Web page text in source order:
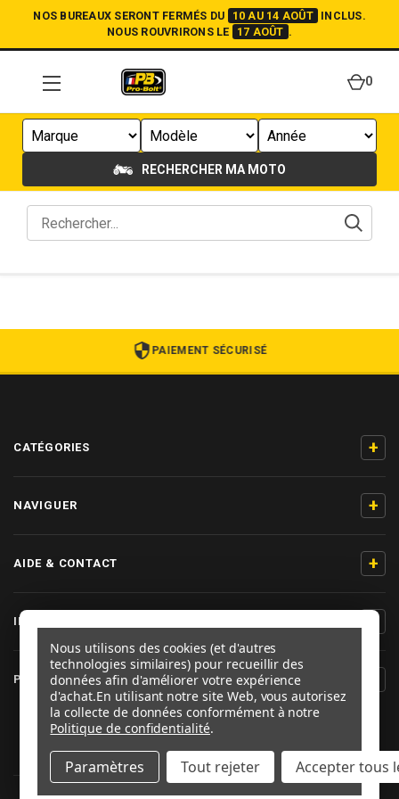
NOS BUREAUX SERONT FERMÉS DU 10 AU 14 AOÛT
INCLUS.
NOUS ROUVRIRONS LE
17 AOÛT .
0
RECHERCHER MA MOTO
PAIEMENT SÉCURISÉ
CATÉGORIES +
NAVIGUER +
AIDE & CONTACT +
INFORMATIONS PRODUIT
PRO-BOLT FRANCE
SUIVEZ-NOUS
Nous utilisons des cookies (et d'autres
technologies similaires) pour recueillir des
données afin d'améliorer votre expérience
d'achat.En utilisant notre site Web, vous autorisez
la collecte de données conformément à notre
Politique de confidentialité.
Paramètres Tout rejeter Accepter tous